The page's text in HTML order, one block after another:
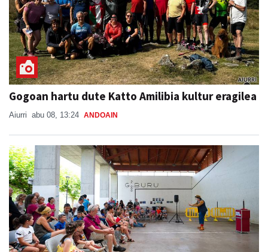
Gogoan hartu dute Katto Amilibia kultur eragilea
Aiurri abu 08, 13:24 ANDOAIN